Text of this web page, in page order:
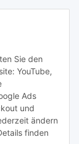
Sie den
YouTube,
Ads
und
ändern
finden